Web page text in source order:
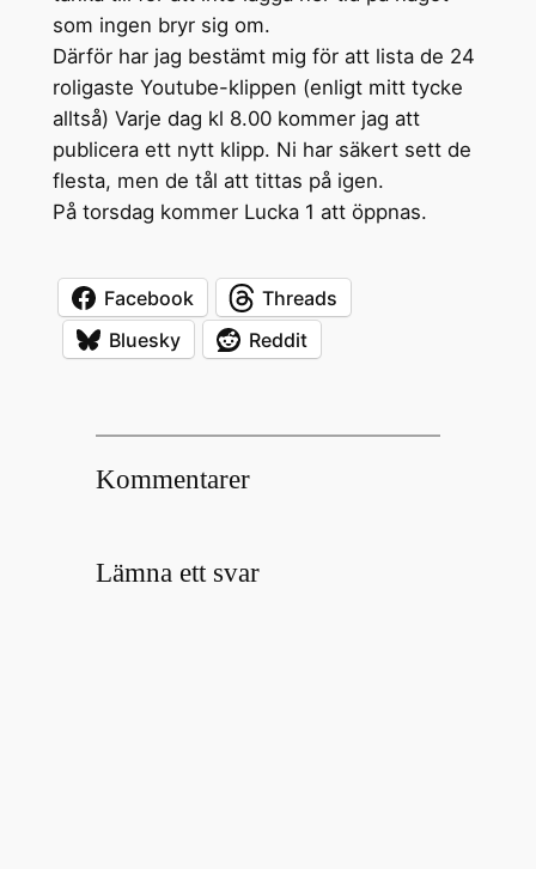
som ingen bryr sig om.
Därför har jag bestämt mig för att lista de 24
roligaste Youtube-klippen (enligt mitt tycke
alltså) Varje dag kl 8.00 kommer jag att
publicera ett nytt klipp. Ni har säkert sett de
flesta, men de tål att tittas på igen.
På torsdag kommer Lucka 1 att öppnas.
Facebook
Threads
Bluesky
Reddit
Kommentarer
Lämna ett svar